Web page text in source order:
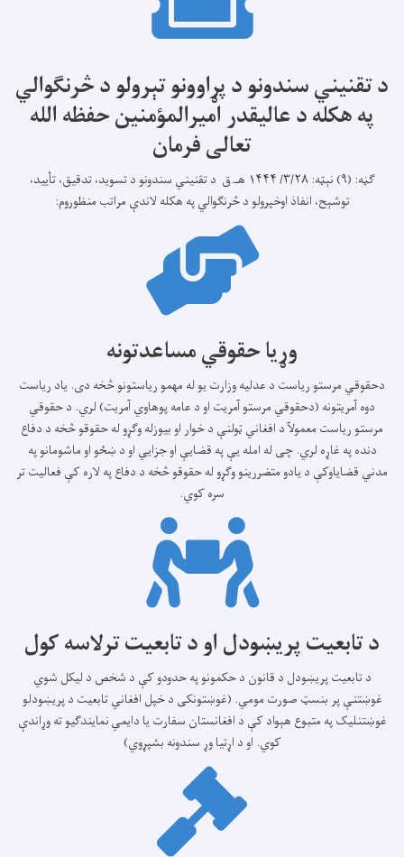
د تقنیني سندونو د پړاوونو تېرولو د څرنګوالي
په هکله د عالیقدر امیرالمؤمنین حفظه الله
تعالی فرمان
ګڼه: (۹) نېټه: ۳/۲۸/ ۱۴۴۴ هـ.ق د تقنیني سندونو د تسويد، تدقيق، تأیيد،
توشېح، انفاذ اوخپرولو د څرنګوالي په هکله لاندې مراتب منظوروم:
وړیا حقوقي مساعدتونه
دحقوقي مرستو ریاست د عدلیه وزارت یو له مهمو ریاستونو څخه دی. یاد ریاست
دوه آمریتونه (دحقوقي مرستو آمریت او د عامه پوهاوي آمریت) لري. د حقوقي
مرستو ریاست معمولآ د افغاني ټولنې د خوار او بیوزله وګړو له حقوقو څخه د دفاع
دنده په غاړه لري. چی له امله یې په قضایې او جزایي او د ښځو او ماشومانو په
مدني قضایاوکې د یادو متضررینو وګړو له حقوقو څخه د دفاع په لاره کې فعالیت تر
سره کوي.
د تابعیت پریښودل او د تابعیت ترلاسه کول
د تابعیت پریښودل د قانون د حکمونو په حدودو کې د شخص د لیکل شوي
غوښتنې پر بنسټ صورت مومي. (غوښتونکی د خپل افغاني تابعیت د پریښودلو
غوښتنلیک په متبوع هېواد کې د افغانستان سفارت یا دایمي نمایندګیو ته وړاندې
کوي. او د اړتیا وړ سندونه بشپړوي)